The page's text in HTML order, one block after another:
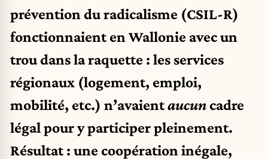
prévention du radicalisme (CSIL-R)
fonctionnaient en Wallonie avec un
trou dans la raquette : les services
régionaux (logement, emploi,
mobilité, etc.) n’avaientaucuncadre
légal pour y participer pleinement.
Résultat : une coopération inégale,